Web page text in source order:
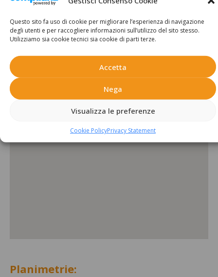
Questo sito fa uso di cookie per migliorare l’esperienza di navigazione
degli utenti e per raccogliere informazioni sull’utilizzo del sito stesso.
Utilizziamo sia cookie tecnici sia cookie di parti terze.
Accetta
Nega
Visualizza le preferenze
Cookie PolicyPrivacy Statement
Servizi aggiuntivi:
Da ristrutturare Solaio Ripostiglio
Posizione:
Chiavenna località Pianazzola
Planimetrie: